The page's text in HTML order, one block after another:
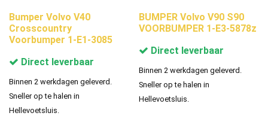
Bumper Volvo V40
Crosscountry
Voorbumper 1-E1-3085
Direct leverbaar
Binnen 2 werkdagen geleverd.
Sneller op te halen in
Hellevoetsluis.
BUMPER Volvo V90 S90
VOORBUMPER 1-E3-5878z
Direct leverbaar
Binnen 2 werkdagen geleverd.
Sneller op te halen in
Hellevoetsluis.